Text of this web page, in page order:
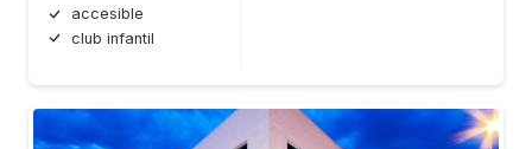
accesible
club infantil